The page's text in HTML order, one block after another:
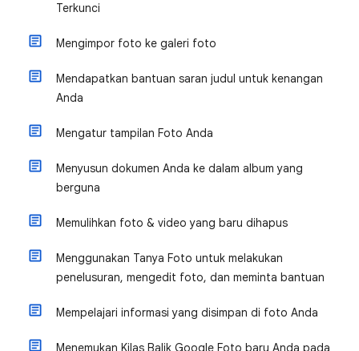
Terkunci
Mengimpor foto ke galeri foto
Mendapatkan bantuan saran judul untuk kenangan
Anda
Mengatur tampilan Foto Anda
Menyusun dokumen Anda ke dalam album yang
berguna
Memulihkan foto & video yang baru dihapus
Menggunakan Tanya Foto untuk melakukan
penelusuran, mengedit foto, dan meminta bantuan
Mempelajari informasi yang disimpan di foto Anda
Menemukan Kilas Balik Google Foto baru Anda pada